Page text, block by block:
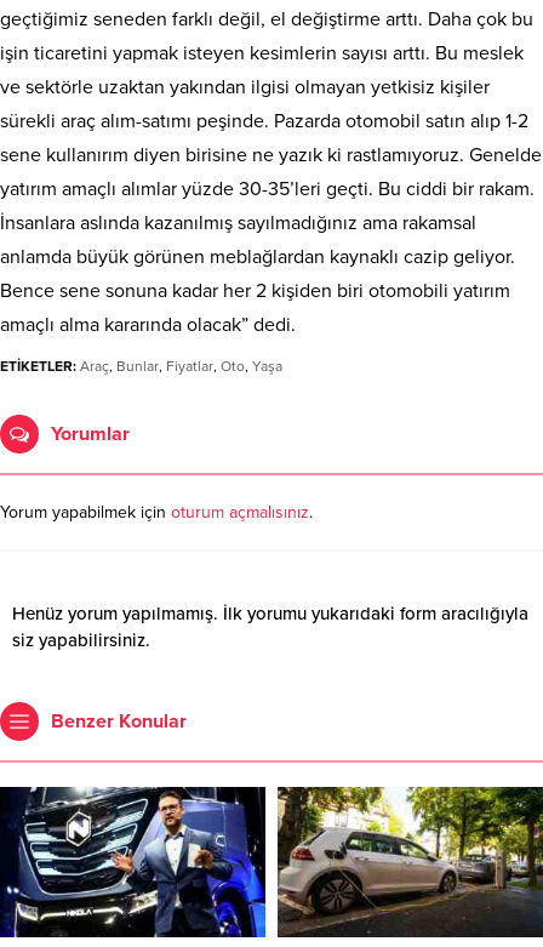
geçtiğimiz seneden farklı değil, el değiştirme arttı. Daha çok bu
işin ticaretini yapmak isteyen kesimlerin sayısı arttı. Bu meslek
ve sektörle uzaktan yakından ilgisi olmayan yetkisiz kişiler
sürekli araç alım-satımı peşinde. Pazarda otomobil satın alıp 1-2
sene kullanırım diyen birisine ne yazık ki rastlamıyoruz. Genelde
yatırım amaçlı alımlar yüzde 30-35’leri geçti. Bu ciddi bir rakam.
İnsanlara aslında kazanılmış sayılmadığınız ama rakamsal
anlamda büyük görünen meblağlardan kaynaklı cazip geliyor.
Bence sene sonuna kadar her 2 kişiden biri otomobili yatırım
amaçlı alma kararında olacak” dedi.
ETİKETLER: Araç, Bunlar, Fiyatlar, Oto, Yaşa
Yorumlar
Yorum yapabilmek için oturum açmalısınız.
Henüz yorum yapılmamış. İlk yorumu yukarıdaki form aracılığıyla
siz yapabilirsiniz.
Benzer Konular